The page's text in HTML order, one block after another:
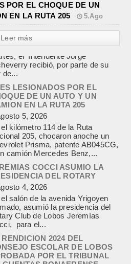
POR EL CHOQUE DE UN
EN LA RUTA 205
5.Ago
Leer más
LESIONADOS POR EL
DE UN AUTO Y UN
EN LA RUTA 205
5, 2026
kilómetro 114 de la Ruta
205, chocaron anoche un
Prisma, patente AB045CG,
camión Mercedes Benz,...
COCCI ASUMIO LA
DEL ROTARY
4, 2026
salón de la avenida Yrigoyen
asumió la presidencia del
Club de Lobos Jeremías
para el...
RENDICION 2024 DEL
ESCOLAR DE LOBOS
POR EL TRIBUNAL
CUENTAS BONAERENSE
3, 2026